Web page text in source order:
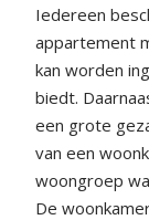
Iedereen
appartement
kan worden
biedt.
een grote
van een
woongroep
De